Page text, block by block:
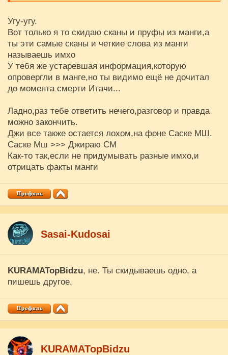
Угу-угу.
Вот только я то скидаю сканы и пруфы из манги,а
ты эти самые сканы и четкие слова из манги
называешь имхо
У тебя же устаревшая информация,которую
опровергли в манге,но ты видимо ещё не дочитал
до момента смерти Итачи...
Ладно,раз тебе ответить нечего,разговор и правда
можно закончить.
Джи все также остается лохом,на фоне Саске МШ.
Саске Мш >>> Джираю СМ
Как-то так,если не придумывать разные имхо,и
отрицать факты манги
Sasai-Kudosai
KURAMATopBidzu, не. Ты скидываешь одно, а
пишешь другое.
KURAMATopBidzu